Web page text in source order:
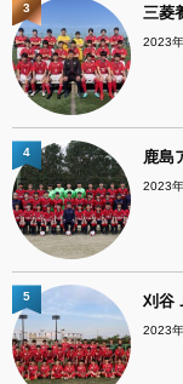
三菱
2023
3
鹿島
2023
4
刈谷
2023
5